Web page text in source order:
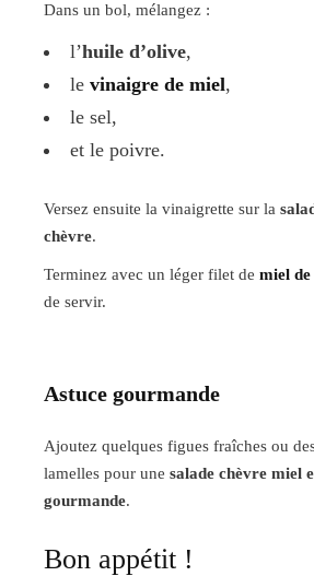
Dans un bol, mélangez :
l’huile d’olive,
levinaigre de miel,
le sel,
et le poivre.
Versez ensuite la vinaigrette sur la
chèvre.
Terminez avec un léger filet de miel
de servir.
Astuce gourmande
Ajoutez quelques figues fraîches ou
lamelles pour unesalade chèvre miel
gourmande.
Bon appétit !